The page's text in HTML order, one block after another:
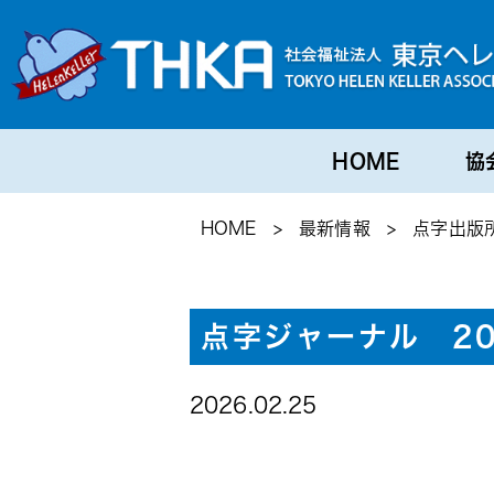
HOME 協
HOME > 最新情報 > 点字出版
点字ジャーナル
2026.02.25